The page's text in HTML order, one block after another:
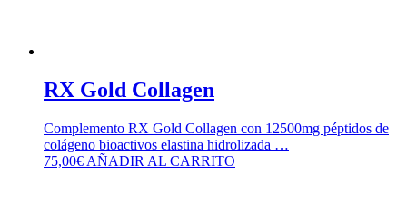
RX Gold Collagen
Complemento RX Gold Collagen con 12500mg péptidos de
colágeno bioactivos elastina hidrolizada …
75,00€ AÑADIR AL CARRITO